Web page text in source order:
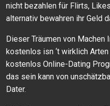
nicht bezahlen für Flirts,
alternativ bewahren ihr Geld
Dieser Träumen von
kostenlos isn ‘t wirklich
kostenlos Online-Dating
das sein kann von
Dater.